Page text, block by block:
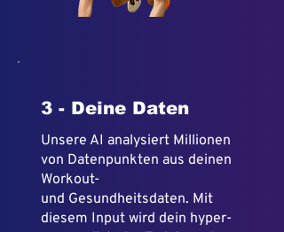
3 - Deine Daten
Unsere AI analysiert Millionen
von Datenpunkten aus deinen
Workout-
und Gesundheitsdaten. Mit
diesem Input wird dein hyper-